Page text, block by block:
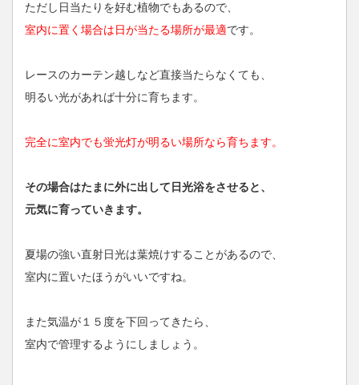
ただし日当たりを好む植物でもあるので、
室内に置く場合は日が当たる場所が最適です。
レースのカーテン越しなど直接当たらなくても、
明るい光があれば十分に育ちます。
完全に室内でも蛍光灯が明るい場所なら育ちます。
その場合はたまに外に出して日光浴をさせると、
元気に育っていきます。
夏場の強い直射日光は葉焼けすることがあるので、
室内に置いたほうがいいですね。
また気温が１５度を下回ってきたら、
室内で管理するようにしましょう。